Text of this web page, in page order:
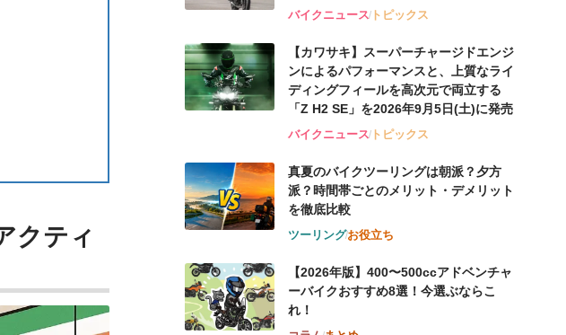
クティ
バイクニューストピックス
【カワサキ】スーパーチャージドエンジ
ンによるパフォーマンスと、上質なライ
ディングフィールを高次元で両立する
「Z H2 SE」を2026年9月5日(土)に発売
バイクニューストピックス
真夏のバイクツーリングは朝派？夕方
派？時間帯ごとのメリット・デメリット
を徹底比較
ツーリングお役立ち
【2026年版】400〜500ccアドベンチャ
ーバイクおすすめ8選！今選ぶならこ
れ！